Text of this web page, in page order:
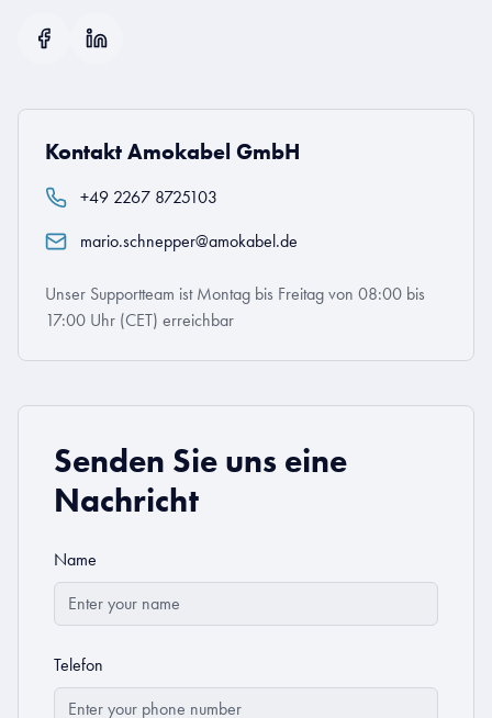
Kontakt Amokabel GmbH
+49 2267 8725103
mario.schnepper@amokabel.de
Unser Supportteam ist Montag bis Freitag von 08:00 bis
17:00 Uhr (CET) erreichbar
Senden Sie uns eine
Nachricht
Name
Telefon